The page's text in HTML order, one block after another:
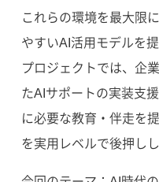
これらの環境を最大限
やすいAI活用モデルを
プロジェクトでは、企
たAIサポートの実装支
に必要な教育・伴走を
を実用レベルで後押しし